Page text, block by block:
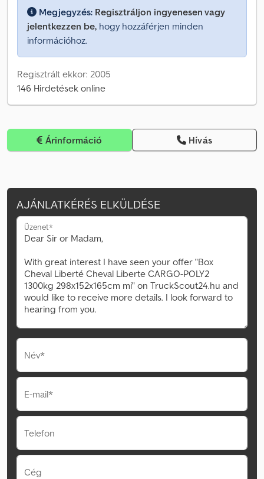
Megjegyzés: Regisztráljon ingyenesen vagy
jelentkezzen be, hogy hozzáférjen minden
információhoz.
Regisztrált ekkor: 2005
146 Hirdetések online
Árinformáció Hívás
AJÁNLATKÉRÉS ELKÜLDÉSE
Üzenet*
Név*
E-mail*
Telefon
Cég